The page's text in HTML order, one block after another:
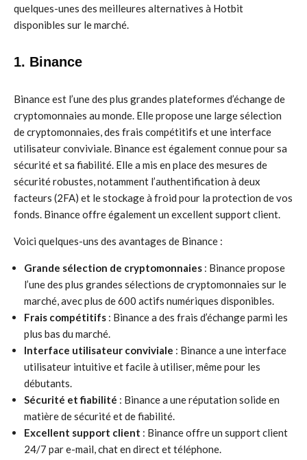
quelques-unes des meilleures alternatives à Hotbit
disponibles sur le marché.
1. Binance
Binance est l’une des plus grandes plateformes d’échange de
cryptomonnaies au monde. Elle propose une large sélection
de cryptomonnaies, des frais compétitifs et une interface
utilisateur conviviale. Binance est également connue pour sa
sécurité et sa fiabilité. Elle a mis en place des mesures de
sécurité robustes, notamment l’authentification à deux
facteurs (2FA) et le stockage à froid pour la protection de vos
fonds. Binance offre également un excellent support client.
Voici quelques-uns des avantages de Binance :
Grande sélection de cryptomonnaies : Binance propose
l’une des plus grandes sélections de cryptomonnaies sur le
marché, avec plus de 600 actifs numériques disponibles.
Frais compétitifs : Binance a des frais d’échange parmi les
plus bas du marché.
Interface utilisateur conviviale : Binance a une interface
utilisateur intuitive et facile à utiliser, même pour les
débutants.
Sécurité et fiabilité : Binance a une réputation solide en
matière de sécurité et de fiabilité.
Excellent support client : Binance offre un support client
24/7 par e-mail, chat en direct et téléphone.